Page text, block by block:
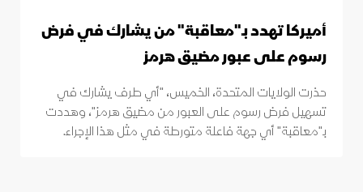
أميركا تهدد بـ"معاقبة" من يشارك في فرض
رسوم على عبور مضيق هرمز
حذرت الولايات المتحدة، الخميس، "أي طرف يشارك في
تسهيل فرض رسوم على العبور من مضيق هرمز"، وهددت
بـ"معاقبة" أي جهة فاعلة متورطة في مثل هذا الإجراء.